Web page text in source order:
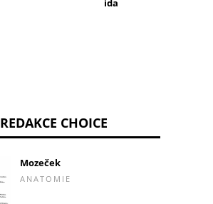
ida
REDAKCE CHOICE
Mozeček
ANATOMIE